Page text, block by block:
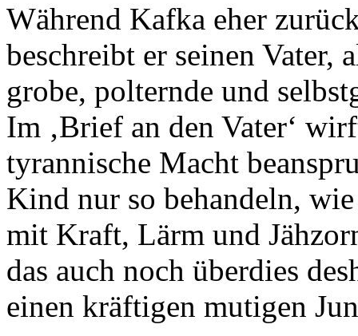
Während Kafka eher
beschreibt er seinen Vater,
grobe, polternde und
Im ‚Brief an den Vater‘
tyrannische Macht
Kind nur so behandeln,
mit Kraft, Lärm und
das auch noch überdies
einen kräftigen mutigen